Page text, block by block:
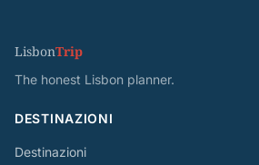
LisbonTrip
The honest Lisbon planner.
DESTINAZIONI
Destinazioni